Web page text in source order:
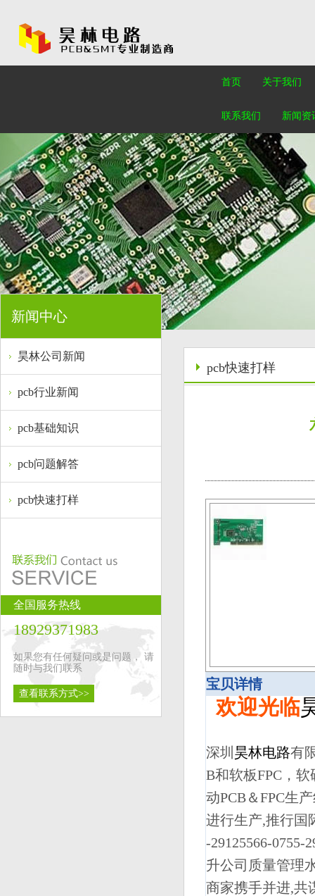
首页 关于我们
联系我们 新闻资
新闻中心
昊林公司新闻
pcb行业新闻
pcb基础知识
pcb问题解答
pcb快速打样
全国服务热线
18929371983
如果您有任何疑问或是问题， 请
随时与我们联系
查看联系方式>>
pcb快速打样
宝贝详情
欢迎光临
深圳 昊林电路有
B和软板FPC，
动PCB＆FPC生
进行生产,推行国
-29125566-
升公司质量管理
商家携手并进,共